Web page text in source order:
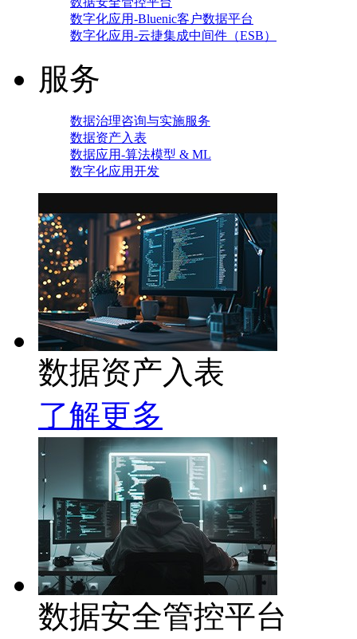
数字化应用-Bluenic客户数据平台
数字化应用-云捷集成中间件（ESB）
服务
数据治理咨询与实施服务
数据资产入表
数据应用-算法模型 & ML
数字化应用开发
数据资产入表
了解更多
数据安全管控平台